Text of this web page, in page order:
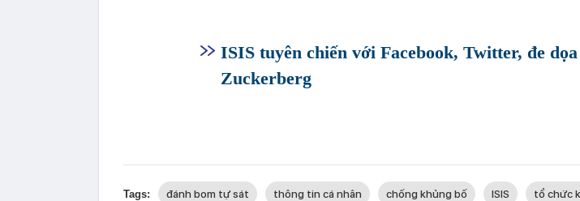
ISIS tuyên chiến với Facebook, Twitter, đe
Zuckerberg
Tags: đánh bom tự sát thông tin cá nhân chống khủng bố ISIS tổ chức